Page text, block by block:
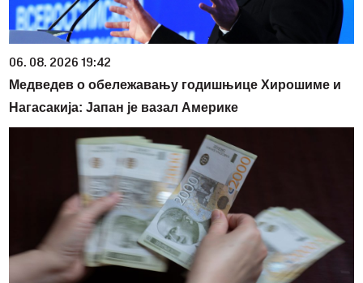
06. 08. 2026 19:42
Медведев о обележавању годишњице Хирошиме и
Нагасакија: Јапан је вазал Америке